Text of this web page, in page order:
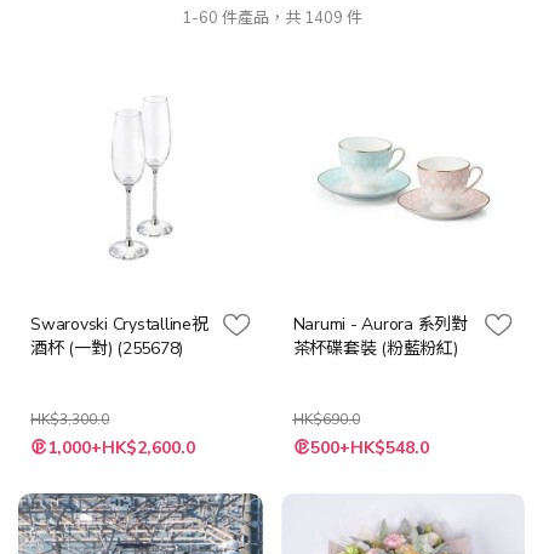
1-60 件產品，共 1409 件
Swarovski Crystalline祝
酒杯 (一對) (255678)
HK$3,300.0
特
殊
格
1,000+HK$2,600.0
Narumi - Aurora 系列對
茶杯碟套裝 (粉藍粉紅)
HK$690.0
特
殊 500+HK$548.0